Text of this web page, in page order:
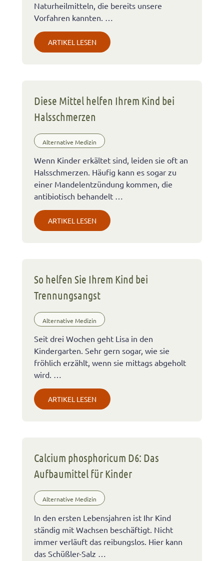
Naturheilmitteln, die bereits unsere
Vorfahren kannten. …
ARTIKEL LESEN
Diese Mittel helfen Ihrem Kind bei
Halsschmerzen
Alternative Medizin
Wenn Kinder erkältet sind, leiden sie oft an
Halsschmerzen. Häufig kann es sogar zu
einer Mandelentzündung kommen, die
antibiotisch behandelt …
ARTIKEL LESEN
So helfen Sie Ihrem Kind bei
Trennungsangst
Alternative Medizin
Seit drei Wochen geht Lisa in den
Kindergarten. Sehr gern sogar, wie sie
fröhlich erzählt, wenn sie mittags abgeholt
wird. …
ARTIKEL LESEN
Calcium phosphoricum D6: Das
Aufbaumittel für Kinder
Alternative Medizin
In den ersten Lebensjahren ist Ihr Kind
ständig mit Wachsen beschäftigt. Nicht
immer verläuft das reibungslos. Hier kann
das Schüßler-Salz …